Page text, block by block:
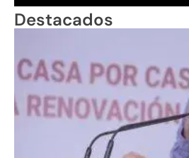
Destacados